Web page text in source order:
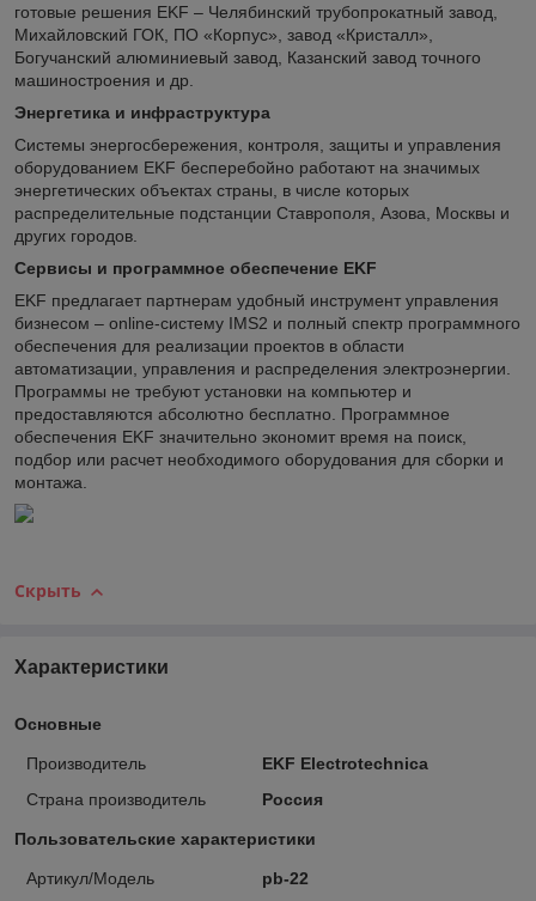
готовые решения EKF – Челябинский трубопрокатный завод,
Михайловский ГОК, ПО «Корпус», завод «Кристалл»,
Богучанский алюминиевый завод, Казанский завод точного
машиностроения и др.
Энергетика и инфраструктура
Системы энергосбережения, контроля, защиты и управления
оборудованием EKF бесперебойно работают на значимых
энергетических объектах страны, в числе которых
распределительные подстанции Ставрополя, Азова, Москвы и
других городов.
Сервисы и программное обеспечение EKF
EKF предлагает партнерам удобный инструмент управления
бизнесом – online-систему IMS2 и полный спектр программного
обеспечения для реализации проектов в области
автоматизации, управления и распределения электроэнергии.
Программы не требуют установки на компьютер и
предоставляются абсолютно бесплатно. Программное
обеспечения EKF значительно экономит время на поиск,
подбор или расчет необходимого оборудования для сборки и
монтажа.
Скрыть
Характеристики
Основные
Производитель
EKF Electrotechnica
Страна производитель
Россия
Пользовательские характеристики
Артикул/Модель
pb-22